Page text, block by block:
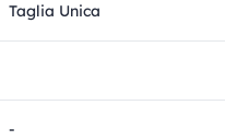
Taglia Unica
-